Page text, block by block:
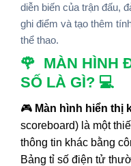
diễn biến của trận đấu,
ghi điểm và tạo thêm
thể thao.
🌹 MÀN HÌNH
SỐ LÀ GÌ? 💻
🎮 Màn hình hiển thị
scoreboard) là một
thông tin khác bằng
Bảng tỉ số điện tử